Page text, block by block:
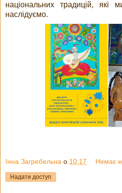
національних традицій, які
наслідуємо.
Інна Загребельна о 10:17 Немає
Надати доступ